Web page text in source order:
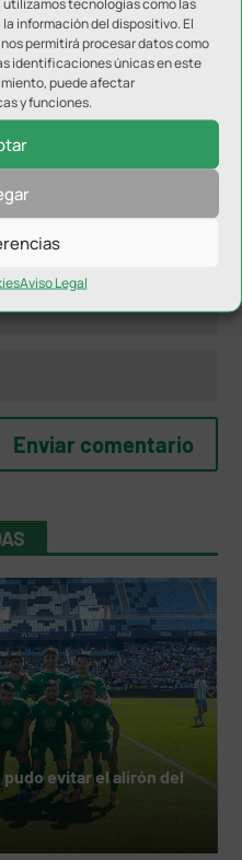
información del dispositivo. El
permitirá procesar datos como
identificaciones únicas en este
puede afectar
y funciones.
Aviso Legal
no será publicada.Los
con*
pudo evitar el alirón del